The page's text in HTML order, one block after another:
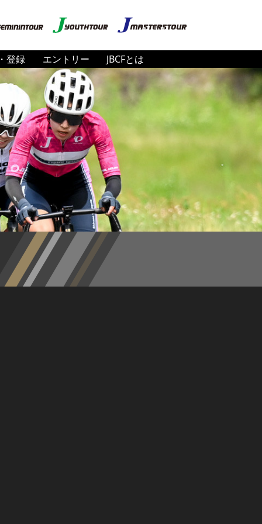
登録 エントリー JBCFとは